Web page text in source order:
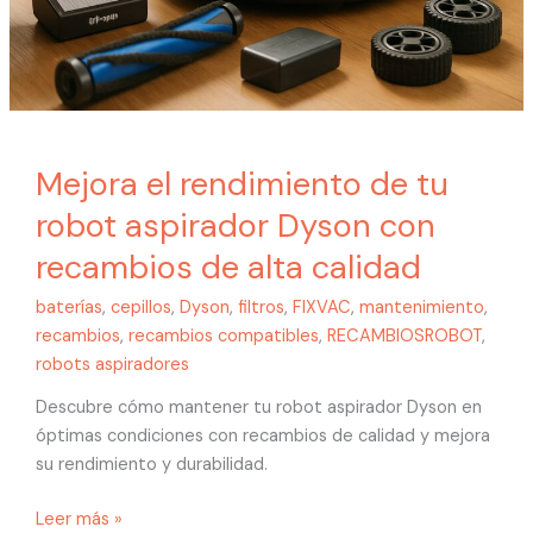
Mejora el rendimiento de tu
robot aspirador Dyson con
recambios de alta calidad
baterías, cepillos, Dyson, filtros, FIXVAC, mantenimiento,
recambios, recambios compatibles, RECAMBIOSROBOT,
robots aspiradores
Descubre cómo mantener tu robot aspirador Dyson en
óptimas condiciones con recambios de calidad y mejora
su rendimiento y durabilidad.
Leer más »